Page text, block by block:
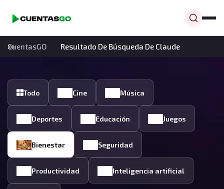
CuentasGO Resultado De Búsqueda De Claude
Todo Cine Música
Deportes Educación Juegos
Bienestar Seguridad
Productividad Inteligencia artificial